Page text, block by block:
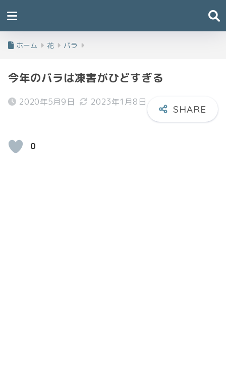
ホーム 花 バラ
今年のバラは凍害がひどすぎる
2020年5月9日 2023年1月8日
0